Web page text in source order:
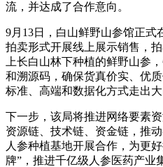
流，并达成了合作意向。
9月13日，白山鲜野山参馆正式
拍卖形式开展线上展示销售，
上长白山林下种植的鲜野山参
和溯源码，确保货真价实、优
标准、高端和数据化方式走出大
下一步，该局将推进网络要素
资源链、技术链、资金链，推
人参种植基地开展合作，为更
牌”，推进千亿级人参医药产业